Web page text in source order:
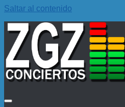
Saltar al contenido